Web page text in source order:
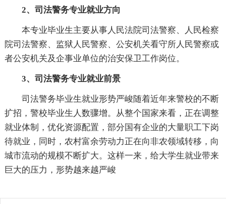
2、司法警务专业就业方向
本专业毕业生主要从事人民法院司法警察、人民检察
院司法警察、监狱人民警察、公安机关看守所人民警察或
者公安机关及企事业单位的治安保卫工作岗位。
3、司法警务专业就业前景
司法警务毕业生就业形势严峻随着近年来警校的不断
扩招，警校毕业生人数骤增。从整个国家来看，正在调整
就业体制，优化资源配置，部分国有企业的大量职工下岗
待就业，同时，农村富余劳动力正在向非农领域转移，向
城市流动的规模不断扩大。这样一来，给大学生就业带来
巨大的压力，形势越来越严峻